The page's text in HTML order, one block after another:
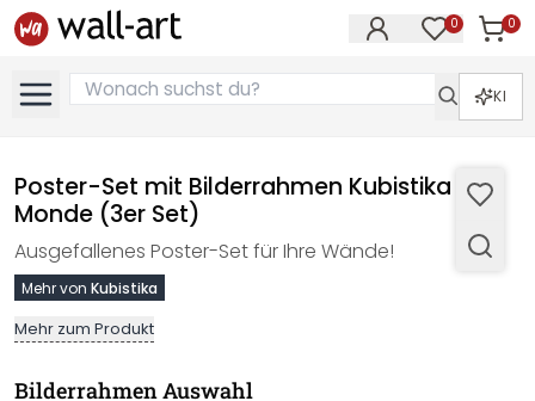
0 0
KI
Poster-Set mit Bilderrahmen Kubistika -
Monde (3er Set)
Ausgefallenes Poster-Set für Ihre Wände!
Mehr von Kubistika
Mehr zum Produkt
Bilderrahmen Auswahl